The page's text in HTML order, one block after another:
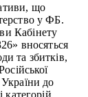
що
у ФБ.
Кабінету
вносяться
та збитків,
до
категорій